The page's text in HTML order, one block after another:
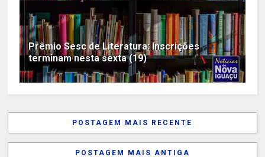
Prêmio Sesc de Literatura: Inscrições
terminam nesta sexta (19)
POSTAGEM MAIS RECENTE
POSTAGEM MAIS ANTIGA